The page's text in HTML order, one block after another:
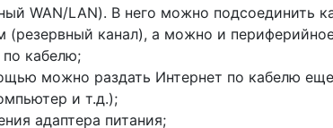
WAN/LAN). В него можно подсоединить
(резервный канал), а можно и
кабелю;
можно раздать Интернет по кабелю
и т.д.);
адаптера питания;